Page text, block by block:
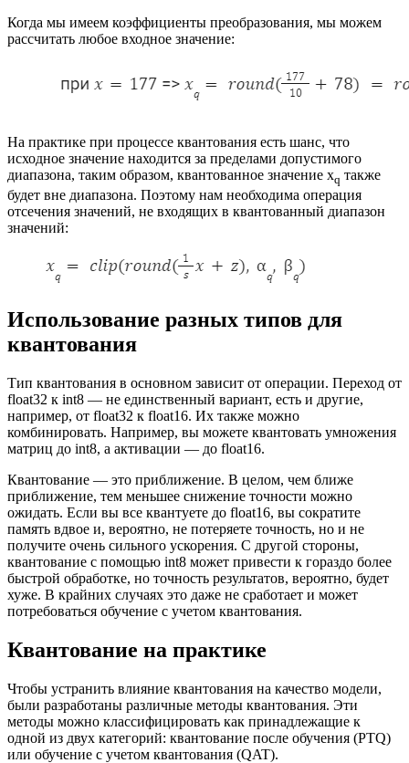
Когда мы имеем коэффициенты преобразования, мы можем
рассчитать любое входное значение:
На практике при процессе квантования есть шанс, что
исходное значение находится за пределами допустимого
диапазона, таким образом, квантованное значение xq также
будет вне диапазона. Поэтому нам необходима операция
отсечения значений, не входящих в квантованный диапазон
значений:
Использование разных типов для
квантования
Тип квантования в основном зависит от операции. Переход от
float32 к int8 — не единственный вариант, есть и другие,
например, от float32 к float16. Их также можно
комбинировать. Например, вы можете квантовать умножения
матриц до int8, а активации — до float16.
Квантование — это приближение. В целом, чем ближе
приближение, тем меньшее снижение точности можно
ожидать. Если вы все квантуете до float16, вы сократите
память вдвое и, вероятно, не потеряете точность, но и не
получите очень сильного ускорения. С другой стороны,
квантование с помощью int8 может привести к гораздо более
быстрой обработке, но точность результатов, вероятно, будет
хуже. В крайних случаях это даже не сработает и может
потребоваться обучение с учетом квантования.
Квантование на практике
Чтобы устранить влияние квантования на качество модели,
были разработаны различные методы квантования. Эти
методы можно классифицировать как принадлежащие к
одной из двух категорий: квантование после обучения (PTQ)
или обучение с учетом квантования (QAT).